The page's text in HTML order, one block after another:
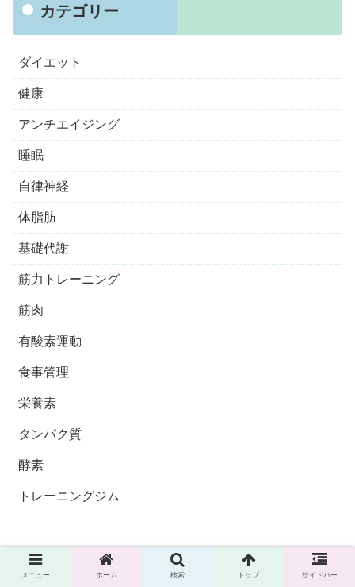
カテゴリー
ダイエット
健康
アンチエイジング
睡眠
自律神経
体脂肪
基礎代謝
筋力トレーニング
筋肉
有酸素運動
食事管理
栄養素
タンパク質
酵素
トレーニングジム
メニュー ホーム 検索 トップ サイドバー